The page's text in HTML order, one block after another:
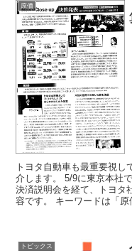
原価
トヨタ自動車も最重要視し
介します。 5/9に東京本社
決済説明会を経て、トヨタ
容です。 キーワードは「原
トピックス